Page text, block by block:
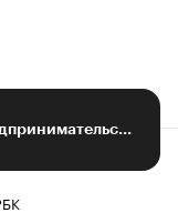
В Лабинске открылась «Школа предпринимательства»